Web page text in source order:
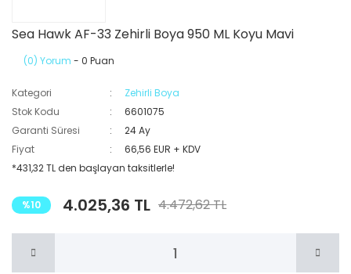
Sea Hawk AF-33 Zehirli Boya 950 ML Koyu Mavi
(0) Yorum - 0 Puan
Kategori
Zehirli Boya
Stok Kodu
6601075
Garanti Süresi
24 Ay
Fiyat
66,56 EUR + KDV
*431,32 TL den başlayan taksitlerle!
%10 4.025,36 TL 4.472,62 TL